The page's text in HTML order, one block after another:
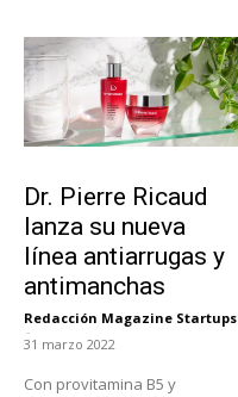
Dr. Pierre Ricaud
lanza su nueva
línea antiarrugas y
antimanchas
Redacción Magazine Startups
-
31 marzo 2022
Con provitamina B5 y